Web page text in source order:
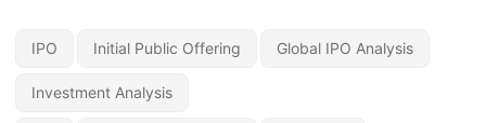
IPO Initial Public Offering Global IPO Analysis
Investment Analysis